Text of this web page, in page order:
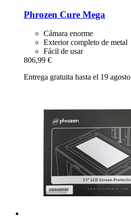
Phrozen Cure Mega
Cámara enorme
Exterior completo de metal
Fácil de usar
806,99 €
Entrega gratuita hasta el 19 agosto